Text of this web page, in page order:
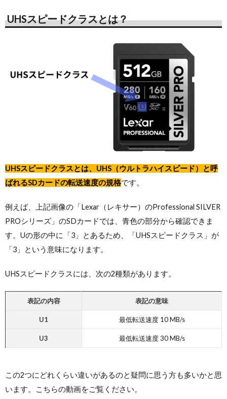
UHSスピードクラスとは？
UHSスピードクラスとは、UHS（ウルトラハイスピード）と呼
ばれるSDカードの転送速度の規格です。
例えば、上記画像の「Lexar（レキサー）のProfessional SILVER
PROシリーズ」のSDカードでは、青色の部分から確認できま
す。Uの形の中に「3」とあるため、「UHSスピードクラス」が
「3」という意味になります。
UHSスピードクラスには、次の2種類があります。
表記の内容 表記の意味
U1 最低転送速度 10 MB/s
U3 最低転送速度 30 MB/s
この2つにどれくらい違いがあるのと疑問に思う方も多いかと思
います。こちらの動画をご覧ください。